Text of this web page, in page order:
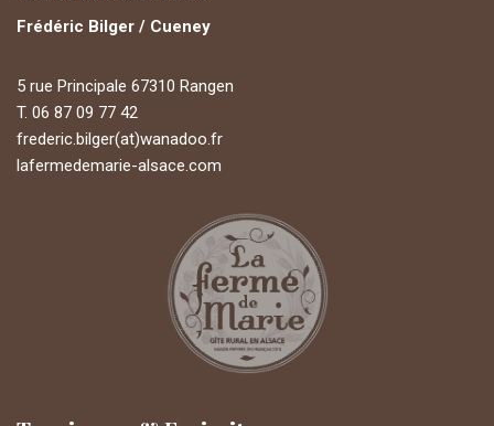
Frédéric Bilger / Cueney
5 rue Principale 67310 Rangen
T. 06 87 09 77 42
frederic.bilger(at)wanadoo.fr
lafermedemarie-alsace.com